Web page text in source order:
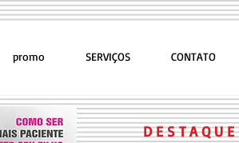
promo SERVIÇOS CONTATO
D E S T A Q U E